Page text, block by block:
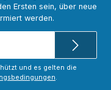
Ersten sein, über neue
werden.
und es gelten die
.